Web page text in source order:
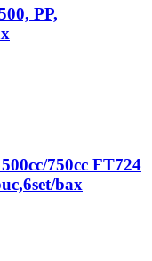
PP,
750cc FT724
bax